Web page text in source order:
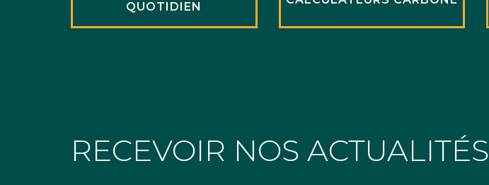
QUOTIDIEN
RECEVOIR NOS ACTUALITÉS